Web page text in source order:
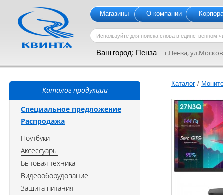
Магазины О компании
Ваш город: Пенза г.Пенза,
Каталог /
Каталог продукции
Специальное предложение
Распродажа
Ноутбуки
Аксессуары
Бытовая техника
Видеооборудование
Защита питания